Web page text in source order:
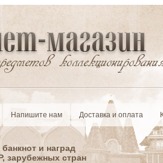
Напишите нам Доставка и оплата
и наград
зарубежных стран